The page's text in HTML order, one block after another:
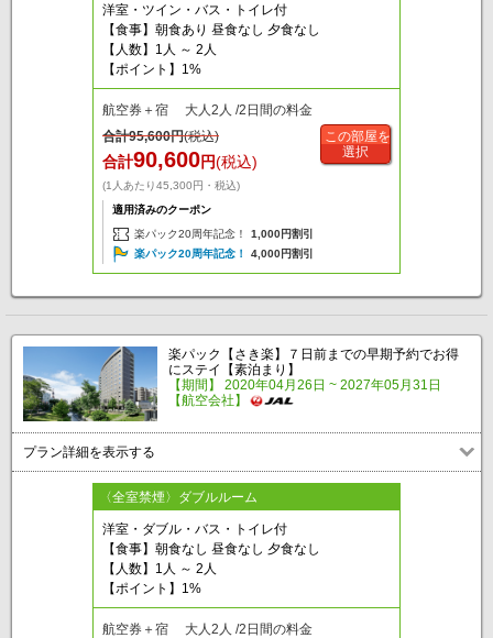
洋室・ツイン・バス・トイレ付
【食事】朝食あり 昼食なし 夕食なし
【人数】1人 ～ 2人
【ポイント】1%
航空券＋宿 大人2人 /2日間の料金
合計95,600円(税込)
合計90,600円(税込)
(1人あたり45,300円・税込)
適用済みのクーポン
楽パック20周年記念！
1,000円割引
楽パック20周年記念！
4,000円割引
この部屋を
選択
楽パック【さき楽】７日前までの早期予約でお得
にステイ【素泊まり】
【期間】 2020年04月26日 ~ 2027年05月31日
【航空会社】
プラン詳細を表示する
〈全室禁煙〉ダブルルーム
洋室・ダブル・バス・トイレ付
【食事】朝食なし 昼食なし 夕食なし
【人数】1人 ～ 2人
【ポイント】1%
航空券＋宿 大人2人 /2日間の料金